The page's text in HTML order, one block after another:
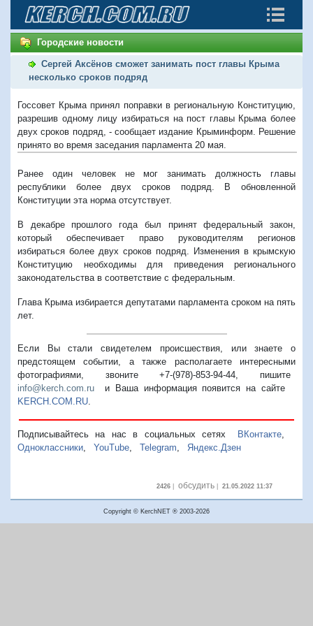
Городские новости
Сергей Аксёнов сможет занимать пост главы Крыма
несколько сроков подряд
Госсовет Крыма принял поправки в региональную Конституцию,
разрешив одному лицу избираться на пост главы Крыма более
двух сроков подряд, - сообщает издание Крыминформ. Решение
принято во время заседания парламента 20 мая.
Ранее один человек не мог занимать должность главы
республики более двух сроков подряд. В обновленной
Конституции эта норма отсутствует.
В декабре прошлого года был принят федеральный закон,
который обеспечивает право руководителям регионов
избираться более двух сроков подряд. Изменения в крымскую
Конституцию необходимы для приведения регионального
законодательства в соответствие с федеральным.
Глава Крыма избирается депутатами парламента сроком на пять
лет.
Если Вы стали свидетелем происшествия, или знаете о
предстоящем событии, а также располагаете интересными
фотографиями, звоните +7-(978)-853-94-44, пишите
info@kerch.com.ru и Ваша информация появится на сайте
KERCH.COM.RU
Подписывайтесь на нас в социальных сетях ВКонтакте,
Одноклассники
YouTube Telegram Яндекс.Дзен
2426| обсудить| 21.05.2022 11:37
Copyright © KerchNET ® 2003-2026